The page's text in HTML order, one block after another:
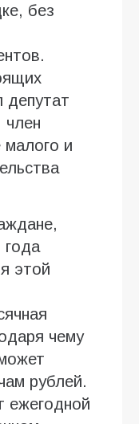
без
депутат
член
малого и
года
этой
чему
рублей.
ежегодной